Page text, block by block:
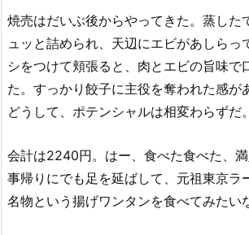
焼売はだいぶ後からやってきた。蒸した
ュッと詰められ、天辺にエビがあしらっ
シをつけて頬張ると、肉とエビの旨味で
た。すっかり餃子に主役を奪われた感が
どうして、ポテンシャルは相変わらずだ。
会計は2240円。はー、食べた食べた、
事帰りにでも足を延ばして、元祖東京ラ
名物という揚げワンタンを食べてみたい